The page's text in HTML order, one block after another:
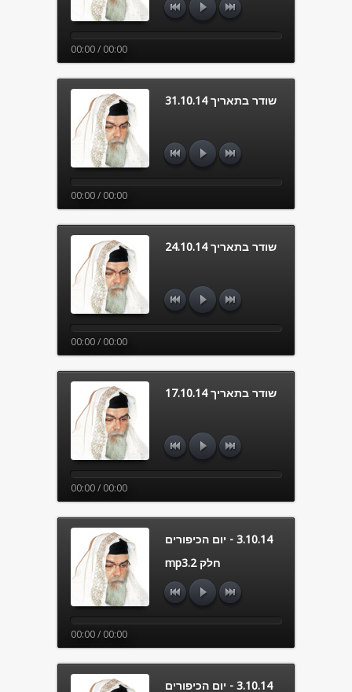
00:00 / 00:00
שודר בתאריך 31.10.14
00:00 / 00:00
שודר בתאריך 24.10.14
00:00 / 00:00
שודר בתאריך 17.10.14
00:00 / 00:00
3.10.14 - יום הכיפורים
חלק 2.mp3
00:00 / 00:00
3.10.14 - יום הכיפורים